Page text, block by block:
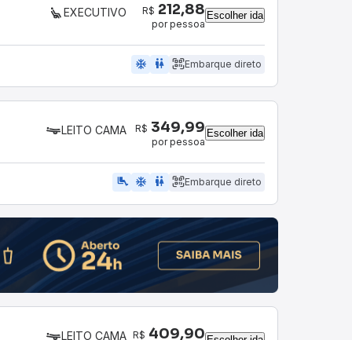
EXECUTIVO R$ 212,88
por pessoa
Escolher ida
ac_unit wc Embarque direto
LEITO CAMA R$ 349,99
por pessoa
Escolher ida
airline_seat_legroom_extra ac_unit wc Embarque direto
LEITO CAMA R$ 409,90